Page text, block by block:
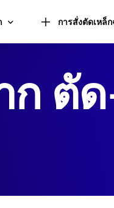
ค้า
การสั่งตัดเหล็
คำนวณการตัดเหล็ก
ก ตั